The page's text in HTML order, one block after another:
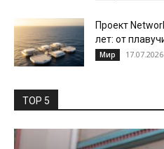
Проект
лет: от
Мир 17.07.2026
TOP 5